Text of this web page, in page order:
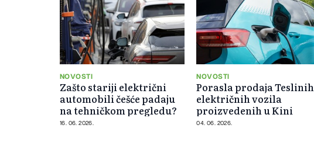
NOVOSTI
Zašto stariji električni
automobili češće padaju
na tehničkom pregledu?
16. 06. 2026.
NOVOSTI
Porasla prodaja Teslinih
električnih vozila
proizvedenih u Kini
04. 06. 2026.